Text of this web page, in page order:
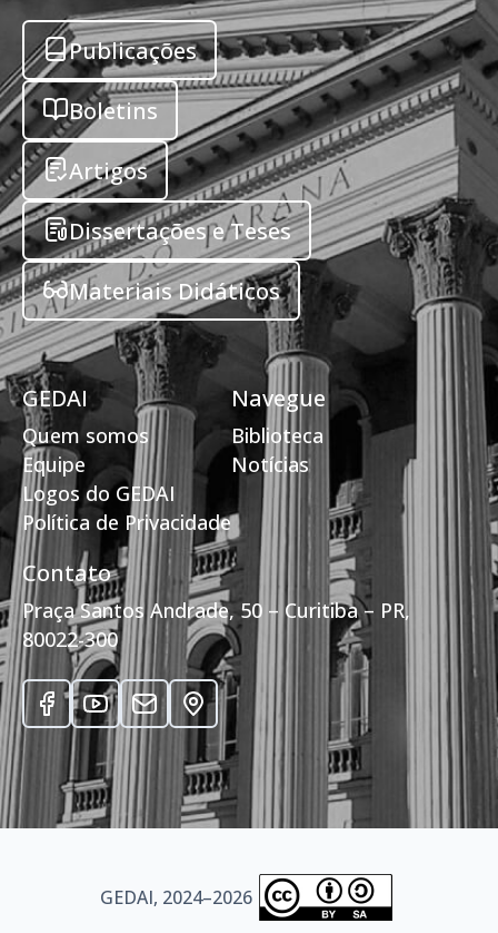
Publicações
Boletins
Artigos
Dissertações e Teses
Materiais Didáticos
GEDAI
Quem somos
Equipe
Logos do GEDAI
Política de Privacidade
Navegue
Biblioteca
Notícias
Contato
Praça Santos Andrade, 50 – Curitiba – PR,
80022-300
GEDAI, 2024–2026